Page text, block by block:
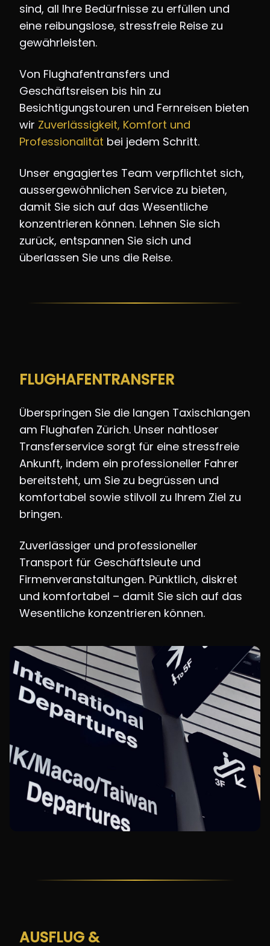
sind, all Ihre Bedürfnisse zu erfüllen und
eine reibungslose, stressfreie Reise zu
gewährleisten.
Von Flughafentransfers und
Geschäftsreisen bis hin zu
Besichtigungstouren und Fernreisen bieten
wir Zuverlässigkeit, Komfort und
Professionalität bei jedem Schritt.
Unser engagiertes Team verpflichtet sich,
aussergewöhnlichen Service zu bieten,
damit Sie sich auf das Wesentliche
konzentrieren können. Lehnen Sie sich
zurück, entspannen Sie sich und
überlassen Sie uns die Reise.
FLUGHAFENTRANSFER
Überspringen Sie die langen Taxischlangen
am Flughafen Zürich. Unser nahtloser
Transferservice sorgt für eine stressfreie
Ankunft, indem ein professioneller Fahrer
bereitsteht, um Sie zu begrüssen und
komfortabel sowie stilvoll zu Ihrem Ziel zu
bringen.
Zuverlässiger und professioneller
Transport für Geschäftsleute und
Firmenveranstaltungen. Pünktlich, diskret
und komfortabel – damit Sie sich auf das
Wesentliche konzentrieren können.
AUSFLUG &